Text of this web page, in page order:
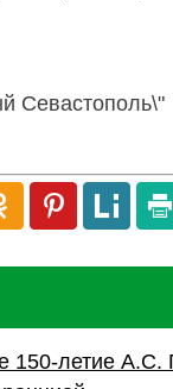
Севастополь\"
150-летие А.С.